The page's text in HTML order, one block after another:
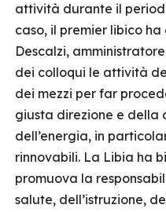
attività durante il
caso, il premier libico
Descalzi,
dei colloqui le attività
dei mezzi per far
giusta direzione e della
dell’energia, in
rinnovabili. La Libia ha
promuova la
salute, dell’istruzione,